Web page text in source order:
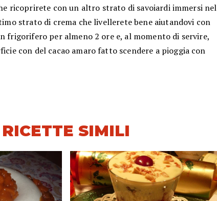
ricoprirete con un altro strato di savoiardi immersi nel
strato di crema che livellerete bene aiutandovi con
frigorifero per almeno 2 ore e, al momento di servire,
con del cacao amaro fatto scendere a pioggia con
RICETTE SIMILI